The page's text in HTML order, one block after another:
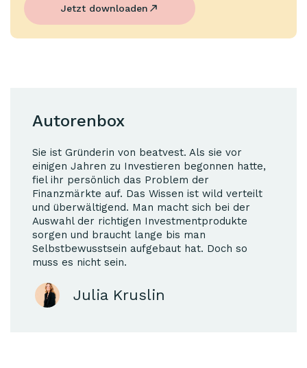
Jetzt downloaden
Autorenbox
Sie ist Gründerin von beatvest. Als sie vor
einigen Jahren zu Investieren begonnen hatte,
fiel ihr persönlich das Problem der
Finanzmärkte auf. Das Wissen ist wild verteilt
und überwältigend. Man macht sich bei der
Auswahl der richtigen Investmentprodukte
sorgen und braucht lange bis man
Selbstbewusstsein aufgebaut hat. Doch so
muss es nicht sein.
Julia Kruslin